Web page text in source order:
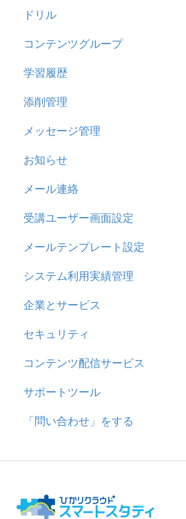
ドキュメント
ビデオ
ドリル
メール
メッセージ
お知らせ
多言語変換
助成金
2023年12月アップデート
2023年11月アップデート
2023年8月アップデート
2023年4月アップデート
新レイアウト
旧レイアウト
コース詳細設定の参考
ストレスチェック
CSVについて
ビデオ
ドキュメント
多言語表示
リンク
ドリル
概要
問題について
ドリルについて
【問題・ドリル】の参考
ドリルスキンについて
問題属性
コンテンツグループ
学習履歴
添削管理
概要
基本操作
採点権限のみを持ったユーザ
採点・承認権限を持ったユーザ
メッセージ管理
基本操作
リンクメッセージスレッド
お知らせ
メール連絡
受講ユーザー画面設定
メールテンプレート設定
システム利用実績管理
企業とサービス
用語の定義
企業について
統合ユーザーについて
サービスについて
セキュリティ
シングルサインオン設定
証明書認証
MFA(多要素認証)
コンテンツ配信サービス
サポートツール
基本操作
問題登録用ファイルに戻す
「問い合わせ」をする